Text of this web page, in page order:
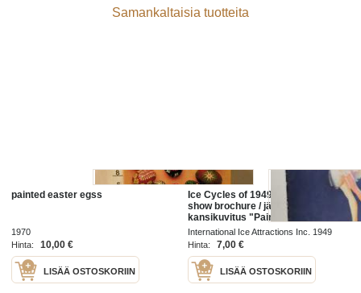
Samankaltaisia tuotteita
painted easter egss
1970
Hinta:
10,00 €
LISÄÄ OSTOSKORIIN
Ice Cycles of 1949 -ice-skating
show brochure / jääshow esite,
kansikuvitus "Painted by Petty"
International Ice Attractions Inc. 1949
Hinta:
7,00 €
LISÄÄ OSTOSKORIIN